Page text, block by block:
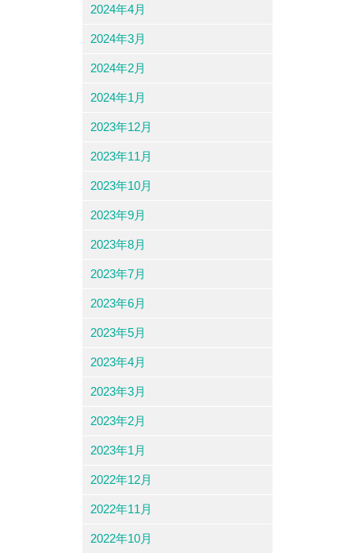
2024年4月
2024年3月
2024年2月
2024年1月
2023年12月
2023年11月
2023年10月
2023年9月
2023年8月
2023年7月
2023年6月
2023年5月
2023年4月
2023年3月
2023年2月
2023年1月
2022年12月
2022年11月
2022年10月